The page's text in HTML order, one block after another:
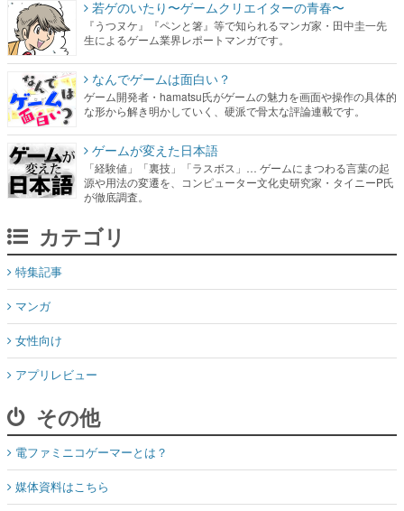
なんでゲームは面白い？
ゲーム開発者・hamatsu氏がゲームの魅力を画面や操作の具体的
な形から解き明かしていく、硬派で骨太な評論連載です。
ゲームが変えた日本語
「経験値」「裏技」「ラスボス」… ゲームにまつわる言葉の起
源や用法の変遷を、コンピューター文化史研究家・タイニーP氏
カテゴリ
マンガ
女性向け
アプリレビュー
その他
電ファミニコゲーマーとは？
媒体資料はこちら
XプレゼントCP応募規約
運営：株式会社マレ